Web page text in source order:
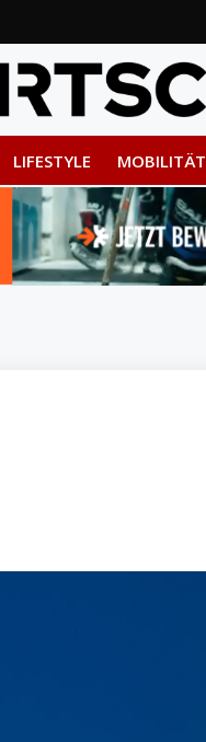
LIFESTYLE MOBILITÄT